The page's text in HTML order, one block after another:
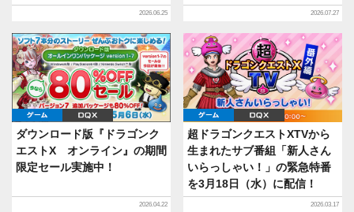
2026.06.25 2026.07.27
ゲーム DQX
ダウンロード版『ドラゴンク
エストX オンライン』の期間
限定セール実施中！
2026.04.22
ゲーム DQX
超ドラゴンクエストXTVから
生まれたサブ番組「新人さん
いらっしゃい！」の緊急特番
を3月18日（水）に配信！
2026.03.17